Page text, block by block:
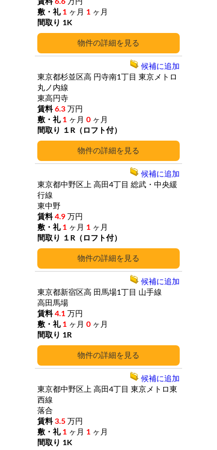
詳細
1 ヶ月 1 ヶ月
1K
詳細
東京都杉並区高 円寺南1丁目 東京メトロ
丸ノ内線
東高円寺
6.3 万円
1 ヶ月 0 ヶ月
１R（ロフト付）
候補に追加
詳細
東京都中野区上 高田4丁目 総武・中央緩
行線
東中野
4.9 万円
1 ヶ月 1 ヶ月
１R（ロフト付）
候補に追加
詳細
東京都新宿区高 田馬場1丁目 山手線
高田馬場
4.1 万円
1 ヶ月 0 ヶ月
1R
候補に追加
東京都中野区上 高田4丁目 東京メトロ東
西線
落合
3.5 万円
1 ヶ月 1 ヶ月
1K
候補に追加